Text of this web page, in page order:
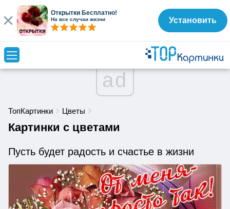
ad
ТопКартинки Цветы
Картинки с цветами
Пусть будет радость и счастье в жизни
Открытки Бесплатно!
На все случаи жизни Установить